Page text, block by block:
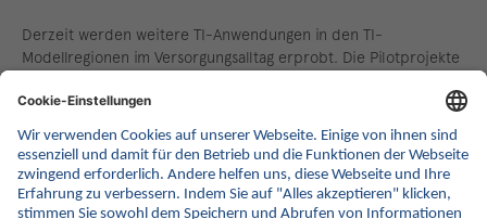
Derzeit werden weitere TI-Anwendungen in den TI-
Modellregionen im Versorgungsalltag erprobt. Die Pilotprojekte
detaillierten Auswertung hier zur Verfügung.
Pilotierung des digital gestützten